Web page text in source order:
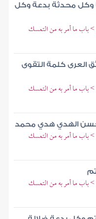
وكل محدثة بدعة وكل
> باب ما أمر به من التمسك
العرى كلمة التقوى
> باب ما أمر به من التمسك
الهدي هدي محمد
> باب ما أمر به من التمسك
> باب ما أمر به من التمسك